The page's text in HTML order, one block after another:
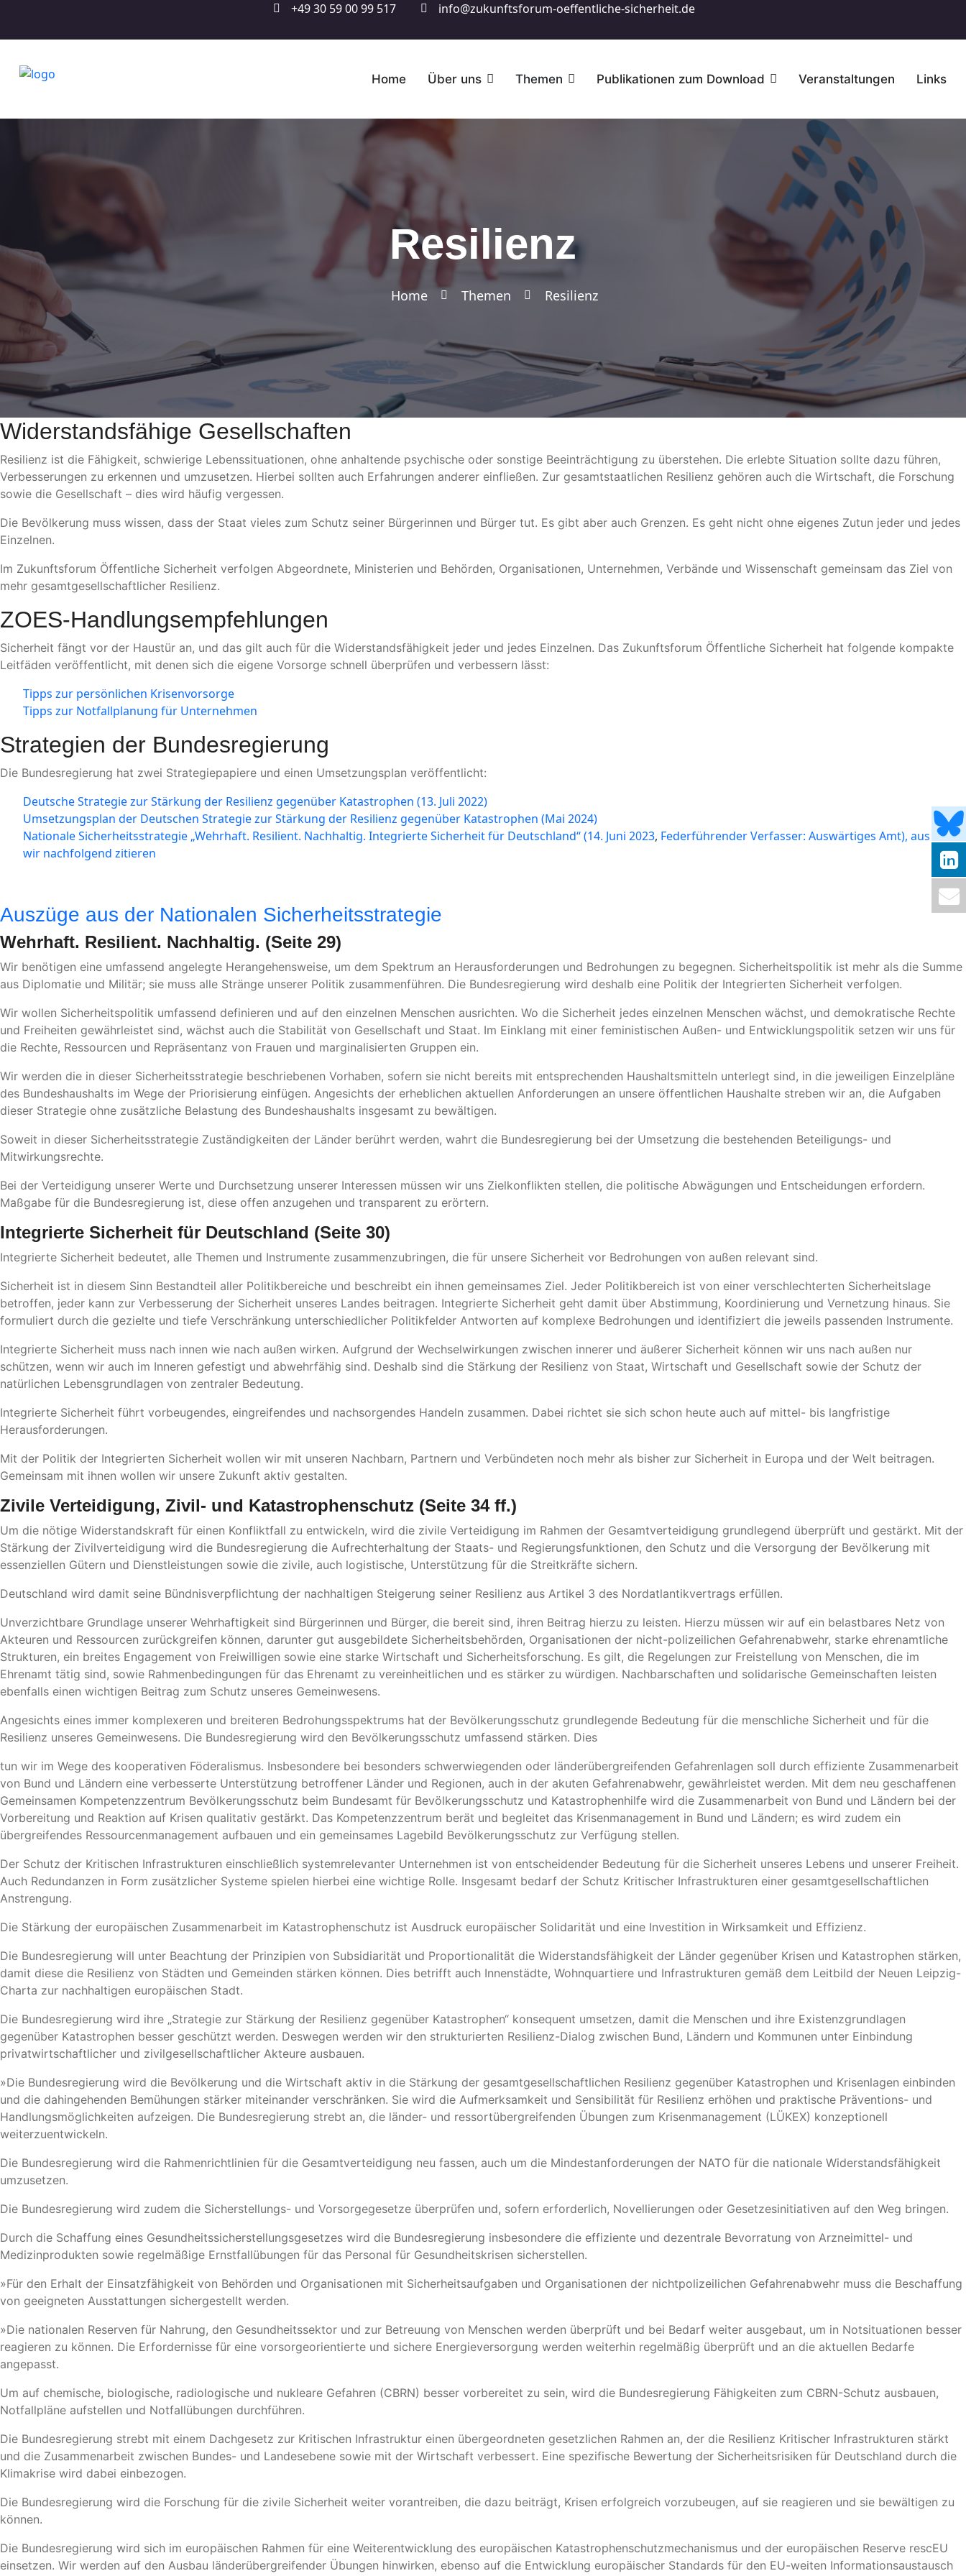
+49 30 59 00 99 517 info@zukunftsforum-oeffentliche-sicherheit.de
Home Über uns Themen Publikationen zum Download Veranstaltungen Links
Resilienz
Home Themen Resilienz
Widerstandsfähige Gesellschaften
Resilienz ist die Fähigkeit, schwierige Lebenssituationen, ohne anhaltende psychische oder sonstige Beeinträchtigung zu überstehen. Die erlebte Situation sollte dazu führen,
Verbesserungen zu erkennen und umzusetzen. Hierbei sollten auch Erfahrungen anderer einfließen. Zur gesamtstaatlichen Resilienz gehören auch die Wirtschaft, die Forschung
sowie die Gesellschaft – dies wird häufig vergessen.
Die Bevölkerung muss wissen, dass der Staat vieles zum Schutz seiner Bürgerinnen und Bürger tut. Es gibt aber auch Grenzen. Es geht nicht ohne eigenes Zutun jeder und jedes
Einzelnen.
Im Zukunftsforum Öffentliche Sicherheit verfolgen Abgeordnete, Ministerien und Behörden, Organisationen, Unternehmen, Verbände und Wissenschaft gemeinsam das Ziel von
mehr gesamtgesellschaftlicher Resilienz.
ZOES-Handlungsempfehlungen
Sicherheit fängt vor der Haustür an, und das gilt auch für die Widerstandsfähigkeit jeder und jedes Einzelnen. Das Zukunftsforum Öffentliche Sicherheit hat folgende kompakte
Leitfäden veröffentlicht, mit denen sich die eigene Vorsorge schnell überprüfen und verbessern lässt:
Tipps zur persönlichen Krisenvorsorge
Tipps zur Notfallplanung für Unternehmen
Strategien der Bundesregierung
Die Bundesregierung hat zwei Strategiepapiere und einen Umsetzungsplan veröffentlicht:
Deutsche Strategie zur Stärkung der Resilienz gegenüber Katastrophen (13. Juli 2022)
Umsetzungsplan der Deutschen Strategie zur Stärkung der Resilienz gegenüber Katastrophen (Mai 2024)
Nationale Sicherheitsstrategie „Wehrhaft. Resilient. Nachhaltig. Integrierte Sicherheit für Deutschland“ (14. Juni 2023, Federführender Verfasser: Auswärtiges Amt), aus der
wir nachfolgend zitieren
Auszüge aus der Nationalen Sicherheitsstrategie
Wehrhaft. Resilient. Nachhaltig. (Seite 29)
Wir benötigen eine umfassend angelegte Herangehensweise, um dem Spektrum an Herausforderungen und Bedrohungen zu begegnen. Sicherheitspolitik ist mehr als die Summe
aus Diplomatie und Militär; sie muss alle Stränge unserer Politik zusammenführen. Die Bundesregierung wird deshalb eine Politik der Integrierten Sicherheit verfolgen.
Wir wollen Sicherheitspolitik umfassend definieren und auf den einzelnen Menschen ausrichten. Wo die Sicherheit jedes einzelnen Menschen wächst, und demokratische Rechte
und Freiheiten gewährleistet sind, wächst auch die Stabilität von Gesellschaft und Staat. Im Einklang mit einer feministischen Außen- und Entwicklungspolitik setzen wir uns für
die Rechte, Ressourcen und Repräsentanz von Frauen und marginalisierten Gruppen ein.
Wir werden die in dieser Sicherheitsstrategie beschriebenen Vorhaben, sofern sie nicht bereits mit entsprechenden Haushaltsmitteln unterlegt sind, in die jeweiligen Einzelpläne
des Bundeshaushalts im Wege der Priorisierung einfügen. Angesichts der erheblichen aktuellen Anforderungen an unsere öffentlichen Haushalte streben wir an, die Aufgaben
dieser Strategie ohne zusätzliche Belastung des Bundeshaushalts insgesamt zu bewältigen.
Soweit in dieser Sicherheitsstrategie Zuständigkeiten der Länder berührt werden, wahrt die Bundesregierung bei der Umsetzung die bestehenden Beteiligungs- und
Mitwirkungsrechte.
Bei der Verteidigung unserer Werte und Durchsetzung unserer Interessen müssen wir uns Zielkonflikten stellen, die politische Abwägungen und Entscheidungen erfordern.
Maßgabe für die Bundesregierung ist, diese offen anzugehen und transparent zu erörtern.
Integrierte Sicherheit für Deutschland (Seite 30)
Integrierte Sicherheit bedeutet, alle Themen und Instrumente zusammenzubringen, die für unsere Sicherheit vor Bedrohungen von außen relevant sind.
Sicherheit ist in diesem Sinn Bestandteil aller Politikbereiche und beschreibt ein ihnen gemeinsames Ziel. Jeder Politikbereich ist von einer verschlechterten Sicherheitslage
betroffen, jeder kann zur Verbesserung der Sicherheit unseres Landes beitragen. Integrierte Sicherheit geht damit über Abstimmung, Koordinierung und Vernetzung hinaus. Sie
formuliert durch die gezielte und tiefe Verschränkung unterschiedlicher Politikfelder Antworten auf komplexe Bedrohungen und identifiziert die jeweils passenden Instrumente.
Integrierte Sicherheit muss nach innen wie nach außen wirken. Aufgrund der Wechselwirkungen zwischen innerer und äußerer Sicherheit können wir uns nach außen nur
schützen, wenn wir auch im Inneren gefestigt und abwehrfähig sind. Deshalb sind die Stärkung der Resilienz von Staat, Wirtschaft und Gesellschaft sowie der Schutz der
natürlichen Lebensgrundlagen von zentraler Bedeutung.
Integrierte Sicherheit führt vorbeugendes, eingreifendes und nachsorgendes Handeln zusammen. Dabei richtet sie sich schon heute auch auf mittel- bis langfristige
Herausforderungen.
Mit der Politik der Integrierten Sicherheit wollen wir mit unseren Nachbarn, Partnern und Verbündeten noch mehr als bisher zur Sicherheit in Europa und der Welt beitragen.
Gemeinsam mit ihnen wollen wir unsere Zukunft aktiv gestalten.
Zivile Verteidigung, Zivil- und Katastrophenschutz (Seite 34 ff.)
Um die nötige Widerstandskraft für einen Konfliktfall zu entwickeln, wird die zivile Verteidigung im Rahmen der Gesamtverteidigung grundlegend überprüft und gestärkt. Mit der
Stärkung der Zivilverteidigung wird die Bundesregierung die Aufrechterhaltung der Staats- und Regierungsfunktionen, den Schutz und die Versorgung der Bevölkerung mit
essenziellen Gütern und Dienstleistungen sowie die zivile, auch logistische, Unterstützung für die Streitkräfte sichern.
Deutschland wird damit seine Bündnisverpflichtung der nachhaltigen Steigerung seiner Resilienz aus Artikel 3 des Nordatlantikvertrags erfüllen.
Unverzichtbare Grundlage unserer Wehrhaftigkeit sind Bürgerinnen und Bürger, die bereit sind, ihren Beitrag hierzu zu leisten. Hierzu müssen wir auf ein belastbares Netz von
Akteuren und Ressourcen zurückgreifen können, darunter gut ausgebildete Sicherheitsbehörden, Organisationen der nicht-polizeilichen Gefahrenabwehr, starke ehrenamtliche
Strukturen, ein breites Engagement von Freiwilligen sowie eine starke Wirtschaft und Sicherheitsforschung. Es gilt, die Regelungen zur Freistellung von Menschen, die im
Ehrenamt tätig sind, sowie Rahmenbedingungen für das Ehrenamt zu vereinheitlichen und es stärker zu würdigen. Nachbarschaften und solidarische Gemeinschaften leisten
ebenfalls einen wichtigen Beitrag zum Schutz unseres Gemeinwesens.
Angesichts eines immer komplexeren und breiteren Bedrohungsspektrums hat der Bevölkerungsschutz grundlegende Bedeutung für die menschliche Sicherheit und für die
Resilienz unseres Gemeinwesens. Die Bundesregierung wird den Bevölkerungsschutz umfassend stärken. Dies
tun wir im Wege des kooperativen Föderalismus. Insbesondere bei besonders schwerwiegenden oder länderübergreifenden Gefahrenlagen soll durch effiziente Zusammenarbeit
von Bund und Ländern eine verbesserte Unterstützung betroffener Länder und Regionen, auch in der akuten Gefahrenabwehr, gewährleistet werden. Mit dem neu geschaffenen
Gemeinsamen Kompetenzzentrum Bevölkerungsschutz beim Bundesamt für Bevölkerungsschutz und Katastrophenhilfe wird die Zusammenarbeit von Bund und Ländern bei der
Vorbereitung und Reaktion auf Krisen qualitativ gestärkt. Das Kompetenzzentrum berät und begleitet das Krisenmanagement in Bund und Ländern; es wird zudem ein
übergreifendes Ressourcenmanagement aufbauen und ein gemeinsames Lagebild Bevölkerungsschutz zur Verfügung stellen.
Der Schutz der Kritischen Infrastrukturen einschließlich systemrelevanter Unternehmen ist von entscheidender Bedeutung für die Sicherheit unseres Lebens und unserer Freiheit.
Auch Redundanzen in Form zusätzlicher Systeme spielen hierbei eine wichtige Rolle. Insgesamt bedarf der Schutz Kritischer Infrastrukturen einer gesamtgesellschaftlichen
Anstrengung.
Die Stärkung der europäischen Zusammenarbeit im Katastrophenschutz ist Ausdruck europäischer Solidarität und eine Investition in Wirksamkeit und Effizienz.
Die Bundesregierung will unter Beachtung der Prinzipien von Subsidiarität und Proportionalität die Widerstandsfähigkeit der Länder gegenüber Krisen und Katastrophen stärken,
damit diese die Resilienz von Städten und Gemeinden stärken können. Dies betrifft auch Innenstädte, Wohnquartiere und Infrastrukturen gemäß dem Leitbild der Neuen Leipzig-
Charta zur nachhaltigen europäischen Stadt.
Die Bundesregierung wird ihre „Strategie zur Stärkung der Resilienz gegenüber Katastrophen“ konsequent umsetzen, damit die Menschen und ihre Existenzgrundlagen
gegenüber Katastrophen besser geschützt werden. Deswegen werden wir den strukturierten Resilienz-Dialog zwischen Bund, Ländern und Kommunen unter Einbindung
privatwirtschaftlicher und zivilgesellschaftlicher Akteure ausbauen.
»Die Bundesregierung wird die Bevölkerung und die Wirtschaft aktiv in die Stärkung der gesamtgesellschaftlichen Resilienz gegenüber Katastrophen und Krisenlagen einbinden
und die dahingehenden Bemühungen stärker miteinander verschränken. Sie wird die Aufmerksamkeit und Sensibilität für Resilienz erhöhen und praktische Präventions- und
Handlungsmöglichkeiten aufzeigen. Die Bundesregierung strebt an, die länder- und ressortübergreifenden Übungen zum Krisenmanagement (LÜKEX) konzeptionell
weiterzuentwickeln.
Die Bundesregierung wird die Rahmenrichtlinien für die Gesamtverteidigung neu fassen, auch um die Mindestanforderungen der NATO für die nationale Widerstandsfähigkeit
umzusetzen.
Die Bundesregierung wird zudem die Sicherstellungs- und Vorsorgegesetze überprüfen und, sofern erforderlich, Novellierungen oder Gesetzesinitiativen auf den Weg bringen.
Durch die Schaffung eines Gesundheitssicherstellungsgesetzes wird die Bundesregierung insbesondere die effiziente und dezentrale Bevorratung von Arzneimittel- und
Medizinprodukten sowie regelmäßige Ernstfallübungen für das Personal für Gesundheitskrisen sicherstellen.
»Für den Erhalt der Einsatzfähigkeit von Behörden und Organisationen mit Sicherheitsaufgaben und Organisationen der nichtpolizeilichen Gefahrenabwehr muss die Beschaffung
von geeigneten Ausstattungen sichergestellt werden.
»Die nationalen Reserven für Nahrung, den Gesundheitssektor und zur Betreuung von Menschen werden überprüft und bei Bedarf weiter ausgebaut, um in Notsituationen besser
reagieren zu können. Die Erfordernisse für eine vorsorgeorientierte und sichere Energieversorgung werden weiterhin regelmäßig überprüft und an die aktuellen Bedarfe
angepasst.
Um auf chemische, biologische, radiologische und nukleare Gefahren (CBRN) besser vorbereitet zu sein, wird die Bundesregierung Fähigkeiten zum CBRN-Schutz ausbauen,
Notfallpläne aufstellen und Notfallübungen durchführen.
Die Bundesregierung strebt mit einem Dachgesetz zur Kritischen Infrastruktur einen übergeordneten gesetzlichen Rahmen an, der die Resilienz Kritischer Infrastrukturen stärkt
und die Zusammenarbeit zwischen Bundes- und Landesebene sowie mit der Wirtschaft verbessert. Eine spezifische Bewertung der Sicherheitsrisiken für Deutschland durch die
Klimakrise wird dabei einbezogen.
Die Bundesregierung wird die Forschung für die zivile Sicherheit weiter vorantreiben, die dazu beiträgt, Krisen erfolgreich vorzubeugen, auf sie reagieren und sie bewältigen zu
können.
Die Bundesregierung wird sich im europäischen Rahmen für eine Weiterentwicklung des europäischen Katastrophenschutzmechanismus und der europäischen Reserve rescEU
einsetzen. Wir werden auf den Ausbau länderübergreifender Übungen hinwirken, ebenso auf die Entwicklung europäischer Standards für den EU-weiten Informationsaustausch